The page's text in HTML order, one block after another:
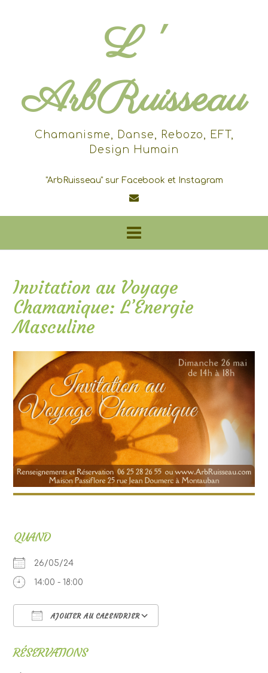
L '
ArbRuisseau
Chamanisme, Danse, Rebozo, EFT,
Design Humain
"ArbRuisseau" sur Facebook et Instagram
Invitation au Voyage
Chamanique: L’Energie
Masculine
QUAND
26/05/24
14:00 - 18:00
AJOUTER AU CALENDRIER
RÉSERVATIONS